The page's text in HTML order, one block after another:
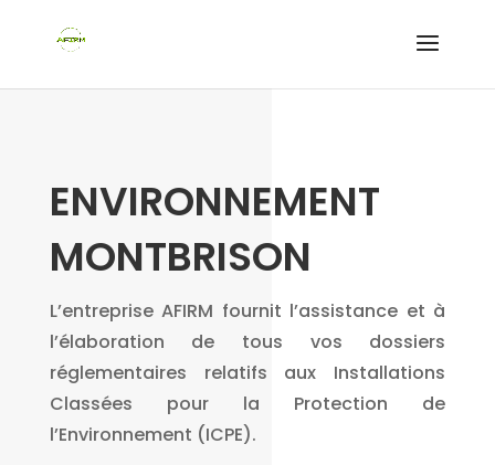
ENVIRONNEMENT
MONTBRISON
L’entreprise AFIRM fournit l’assistance et à
l’élaboration de tous vos dossiers
réglementaires relatifs aux Installations
Classées pour la Protection de
l’Environnement (ICPE).